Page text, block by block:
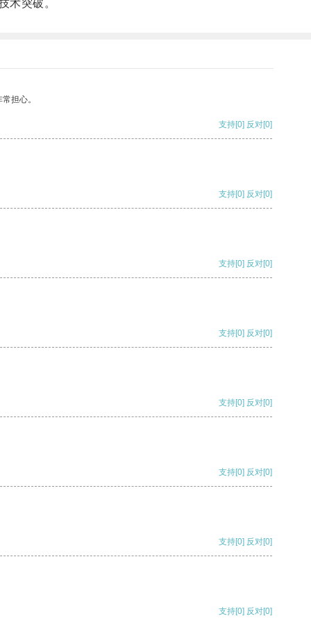
术突破。
担心。
支持[0] 反对[0]
支持[0] 反对[0]
支持[0] 反对[0]
支持[0] 反对[0]
支持[0] 反对[0]
支持[0] 反对[0]
支持[0] 反对[0]
支持[0] 反对[0]